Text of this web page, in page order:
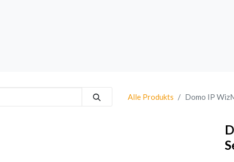
Alle Produkts Domo IP